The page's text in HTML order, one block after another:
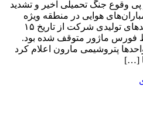
وقوع جنگ تحمیلی اخیر و تشدید
هوایی در منطقه ویژه
اقتصادی ماهشهر، تمامی فرآیندهای تولیدی شرکت از تاریخ ۱۵
شرایط فورس ماژور متوقف شده بود.
پتروشیمی مارون اعلام کرد